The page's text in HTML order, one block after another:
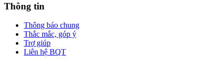
Thông tin
Thông báo chung
Thắc mắc, góp ý
Trợ giúp
Liên hệ BQT